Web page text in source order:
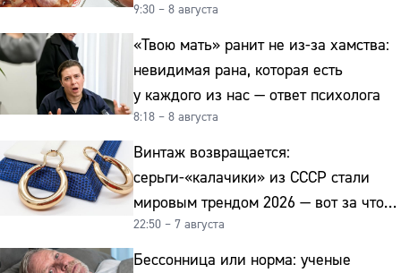
и для здоровья этой зимой
9:30 – 8 августа
«Твою мать» ранит не из-за хамства:
невидимая рана, которая есть
у каждого из нас — ответ психолога
8:18 – 8 августа
Винтаж возвращается:
серьги-«калачики» из СССР стали
мировым трендом 2026 — вот за что
их ценят ювелиры
22:50 – 7 августа
Бессонница или норма: ученые